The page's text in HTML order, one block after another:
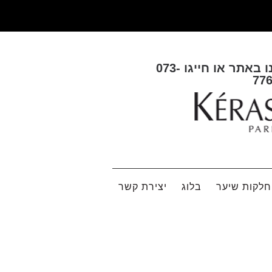
באתר או חייגו 073-
שיער בלוג יצירת קשר